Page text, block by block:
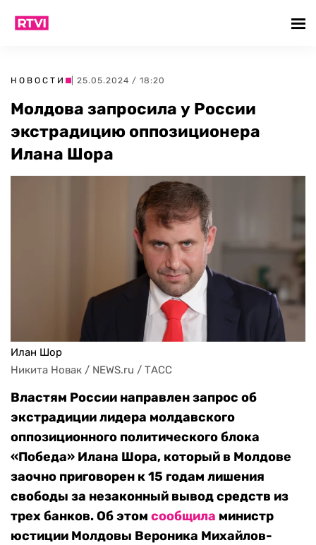
НОВОСТИ | 25.05.2024 / 18:20
Молдова запросила у России
экстрадицию оппозиционера
Илана Шора
Илан Шор
Никита Новак / NEWS.ru / ТАСС
Властям России направлен запрос об
экстрадиции лидера молдавского
оппозиционного политического блока
«Победа» Илана Шора, который в Молдове
заочно приговорен к 15 годам лишения
свободы за незаконный вывод средств из
трех банков. Об этом сообщила министр
юстиции Молдовы Вероника Михайлов-